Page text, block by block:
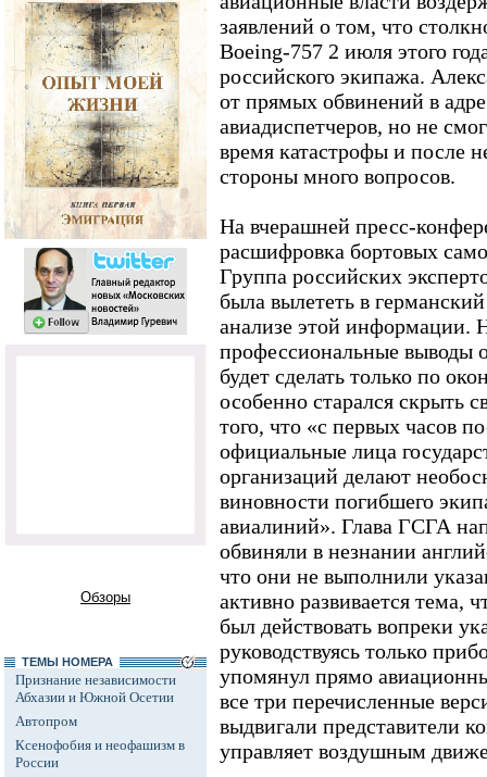
Обзоры
ТЕМЫ НОМЕРА
Признание независимости
Абхазии и Южной Осетии
Автопром
Ксенофобия и неофашизм в
России
заявлений о том, что
Boeing-757 2 июля этого
российского экипажа.
от прямых обвинений в
авиадиспетчеров, но не
время катастрофы и после
стороны много вопросов.
На вчерашней пресс-
расшифровка бортовых
Группа российских
была вылететь в
анализе этой информации.
профессиональные выводы
будет сделать только по
особенно старался скрыть
того, что «с первых часов
официальные лица
организаций делают
виновности погибшего
авиалиний». Глава ГСГА
обвиняли в незнании
что они не выполнили
активно развивается тема,
был действовать вопреки
руководствуясь только
упомянул прямо
все три перечисленные
выдвигали представители
управляет воздушным